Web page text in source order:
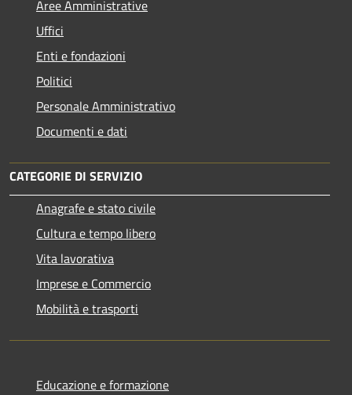
Aree Amministrative
Uffici
Enti e fondazioni
Politici
Personale Amministrativo
Documenti e dati
CATEGORIE DI SERVIZIO
Anagrafe e stato civile
Cultura e tempo libero
Vita lavorativa
Imprese e Commercio
Mobilità e trasporti
Educazione e formazione